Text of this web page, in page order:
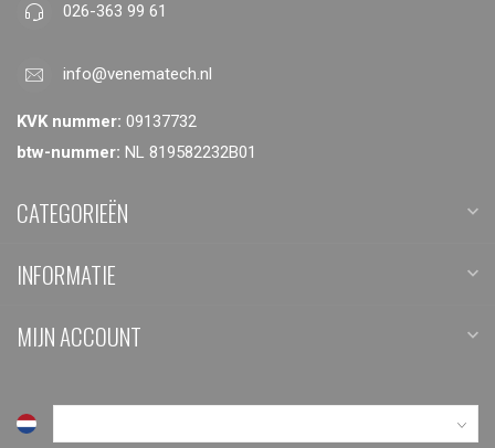
026-363 99 61
info@venematech.nl
KVK nummer: 09137732
btw-nummer: NL 819582232B01
CATEGORIEËN
INFORMATIE
MIJN ACCOUNT